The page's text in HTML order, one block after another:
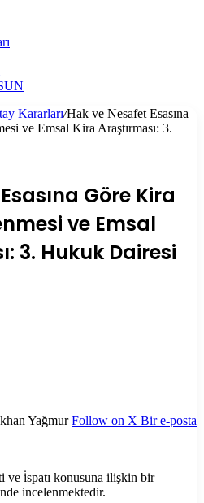
Kararları/Hak ve Nesafet Esasına
ve Emsal Kira Araştırması: 3.
Göre Kira
ve Emsal
3. Hukuk Dairesi
Yağmur Follow on X Bir e-posta
ve i̇spatı konusuna ilişkin bir
incelenmektedir.